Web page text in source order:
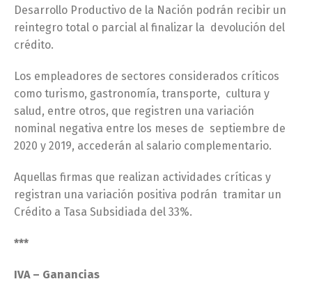
Desarrollo Productivo de la Nación podrán recibir un
reintegro total o parcial al finalizar la devolución del
crédito.
Los empleadores de sectores considerados críticos
como turismo, gastronomía, transporte, cultura y
salud, entre otros, que registren una variación
nominal negativa entre los meses de septiembre de
2020 y 2019, accederán al salario complementario.
Aquellas firmas que realizan actividades críticas y
registran una variación positiva podrán tramitar un
Crédito a Tasa Subsidiada del 33%.
***
IVA – Ganancias